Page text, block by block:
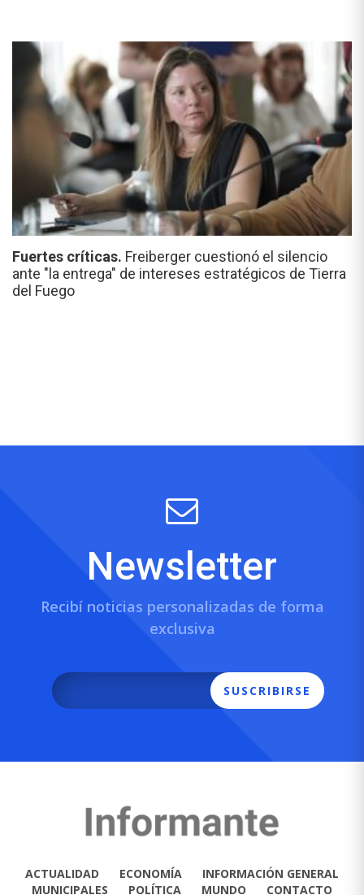
Fuertes críticas. Freiberger cuestionó el silencio
ante "la entrega" de intereses estratégicos de Tierra
del Fuego
Newsletter
Recibí noticias personalizadas de forma
exclusiva
SUSCRIBIRSE
ACTUALIDAD ECONOMÍA
INFORMACIÓN GENERAL
MUNICIPALES
POLÍTICA MUNDO CONTACTO